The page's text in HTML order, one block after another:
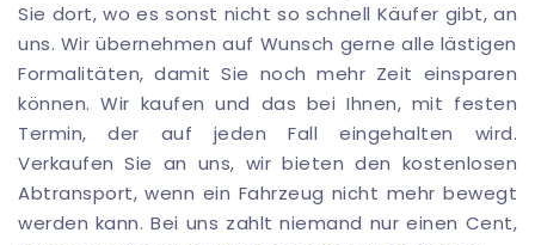
Sie dort, wo es sonst nicht so schnell Käufer gibt, an
uns. Wir übernehmen auf Wunsch gerne alle lästigen
Formalitäten, damit Sie noch mehr Zeit einsparen
können. Wir kaufen und das bei Ihnen, mit festen
Termin, der auf jeden Fall eingehalten wird.
Verkaufen Sie an uns, wir bieten den kostenlosen
Abtransport, wenn ein Fahrzeug nicht mehr bewegt
werden kann. Bei uns zahlt niemand nur einen Cent,